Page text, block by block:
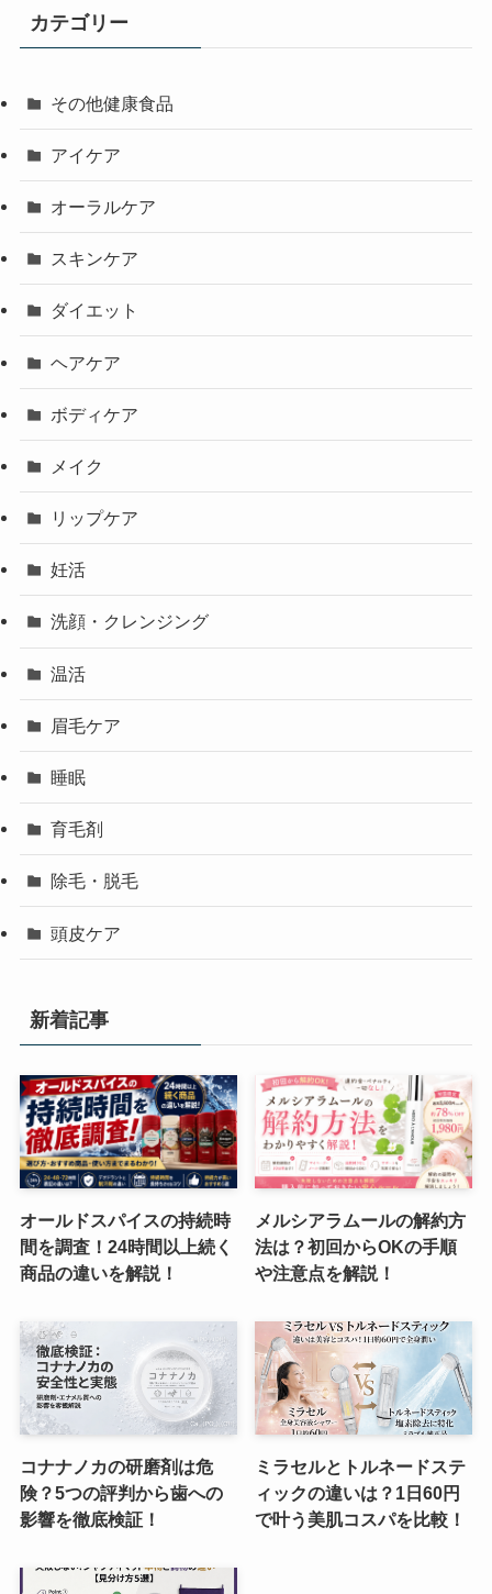
カテゴリー
その他健康食品
アイケア
オーラルケア
スキンケア
ダイエット
ヘアケア
ボディケア
メイク
リップケア
妊活
洗顔・クレンジング
温活
眉毛ケア
睡眠
育毛剤
除毛・脱毛
頭皮ケア
新着記事
オールドスパイスの持続時
間を調査！24時間以上続く
商品の違いを解説！
メルシアラムールの解約方
法は？初回からOKの手順
や注意点を解説！
コナナノカの研磨剤は危
険？5つの評判から歯への
影響を徹底検証！
ミラセルとトルネードステ
ィックの違いは？1日60円
で叶う美肌コスパを比較！